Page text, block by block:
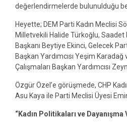
değerlendirmelerde bulunulduğu
Heyette; DEM Parti Kadın Meclisi
Milletvekili Halide Türkoğlu, Saadet
Başkanı Beytiye Ekinci, Gelecek
Başkan Yardımcısı Yeşim Karadağ
Çalışmaları Başkan Yardımcısı
Özgür Özel’e görüşmede, CHP
Asu Kaya ile Parti Meclisi Üyesi
“Kadın Politikaları ve Dayanışma